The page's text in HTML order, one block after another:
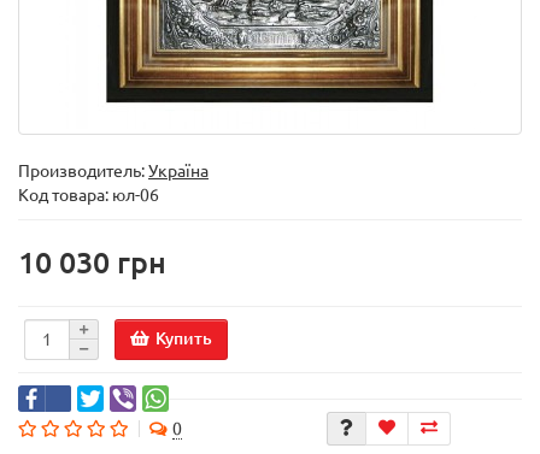
Производитель:Україна
Код товара: юл-06
10 030 грн
Купить
0